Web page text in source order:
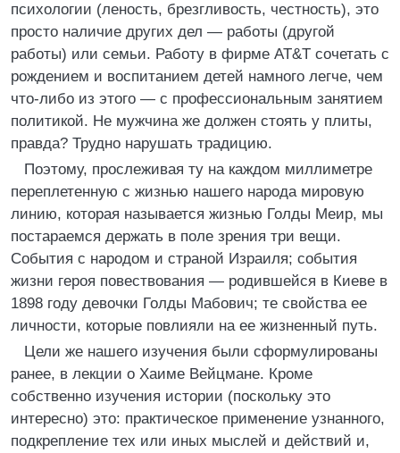
психологии (леность, брезгливость, честность), это
просто наличие других дел — работы (другой
работы) или семьи. Работу в фирме AT&T сочетать с
рождением и воспитанием детей намного легче, чем
что-либо из этого — с профессиональным занятием
политикой. Не мужчина же должен стоять у плиты,
правда? Трудно нарушать традицию.
Поэтому, прослеживая ту на каждом миллиметре
переплетенную с жизнью нашего народа мировую
линию, которая называется жизнью Голды Меир, мы
постараемся держать в поле зрения три вещи.
События с народом и страной Израиля; события
жизни героя повествования — родившейся в Киеве в
1898 году девочки Голды Мабович; те свойства ее
личности, которые повлияли на ее жизненный путь.
Цели же нашего изучения были сформулированы
ранее, в лекции о Хаиме Вейцмане. Кроме
собственно изучения истории (поскольку это
интересно) это: практическое применение узнанного,
подкрепление тех или иных мыслей и действий и,